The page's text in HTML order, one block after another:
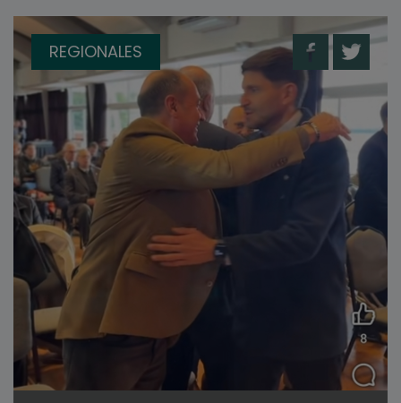
REGIONALES